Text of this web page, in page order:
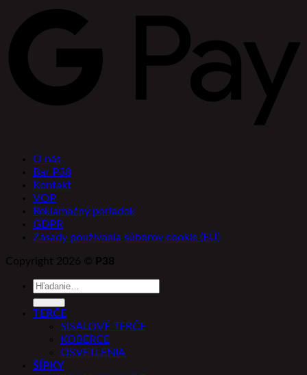
O nás
Bar P38
Kontakt
VOP
Reklamačný poriadok
GDPR
Zásady používania súborov cookie (EÚ)
Copyright 2026 © P38
Hľadať:
TERČE
SISALOVÉ TERČE
KOBERCE
OSVETLENIA
ŠÍPKY